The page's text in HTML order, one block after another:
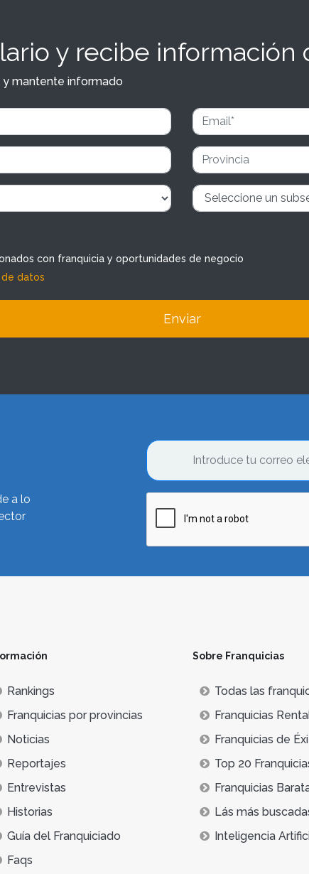
y recibe información
y mantente informado
con franquicia y oportunidades de negocio
datos
Enviar
a lo
Rankings
Franquicias por provincias
Noticias
Reportajes
Entrevistas
Historias
Guía del Franquiciado
Faqs
Sobre Franquicias
Todas las
Franquicias
Franquicias de
Top 20
Franquicias
Lás más
Inteligencia